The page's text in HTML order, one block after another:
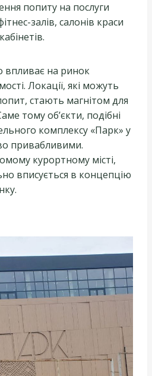
попиту на послуги
залів, салонів краси
впливає на ринок
Локації, які можуть
стають магнітом для
тому об’єкти, подібні
комплексу «Парк» у
привабливими.
курортному місті,
вписується в концепцію